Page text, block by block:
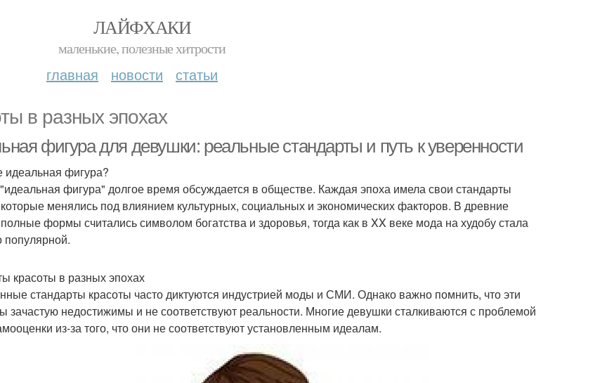
ЛАЙФХАКИ
маленькие, полезные хитрости
главная новости статьи
в разных эпохах
фигура для девушки: реальные стандарты и путь к уверенности
идеальная фигура?
фигура" долгое время обсуждается в обществе. Каждая эпоха имела свои стандарты
менялись под влиянием культурных, социальных и экономических факторов. В древние
формы считались символом богатства и здоровья, тогда как в XX веке мода на худобу стала
популярной.
красоты в разных эпохах
стандарты красоты часто диктуются индустрией моды и СМИ. Однако важно помнить, что эти
зачастую недостижимы и не соответствуют реальности. Многие девушки сталкиваются с проблемой
из-за того, что они не соответствуют установленным идеалам.